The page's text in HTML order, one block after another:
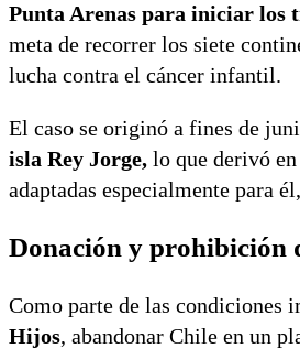
Punta Arenas para iniciar los
meta de recorrer los siete
lucha contra el cáncer infantil.
El caso se originó a fines de
isla Rey Jorge, lo que derivó en
adaptadas especialmente para
Donación y prohibición
Como parte de las condiciones
Hijos, abandonar Chile en un